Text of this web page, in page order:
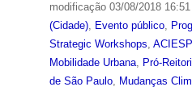
modificação03/08/2018 16:51
(Cidade), Evento público,
Strategic Workshops, ACIESP
Mobilidade Urbana, Pró-
de São Paulo, Mudanças